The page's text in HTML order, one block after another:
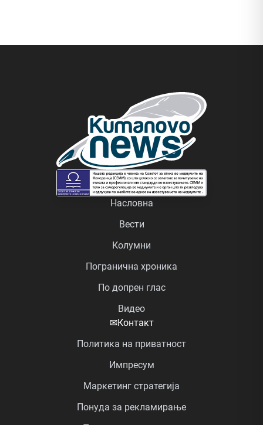
Насловна
Вести
Колумни
Погранична хроника
По допрен глас
Видео
✉Контакт
Политика на приватност
Импресум
Маркетинг стратегија
Понуда за рекламирање